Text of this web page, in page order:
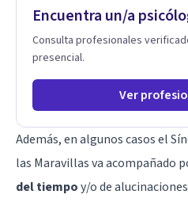
en cada etapa de tu vida.
Encuentra un/a
Consulta profesionales
presencial.
Ver
Además, en algunos casos el
las Maravillas va acompañado
del tiempoy/o de